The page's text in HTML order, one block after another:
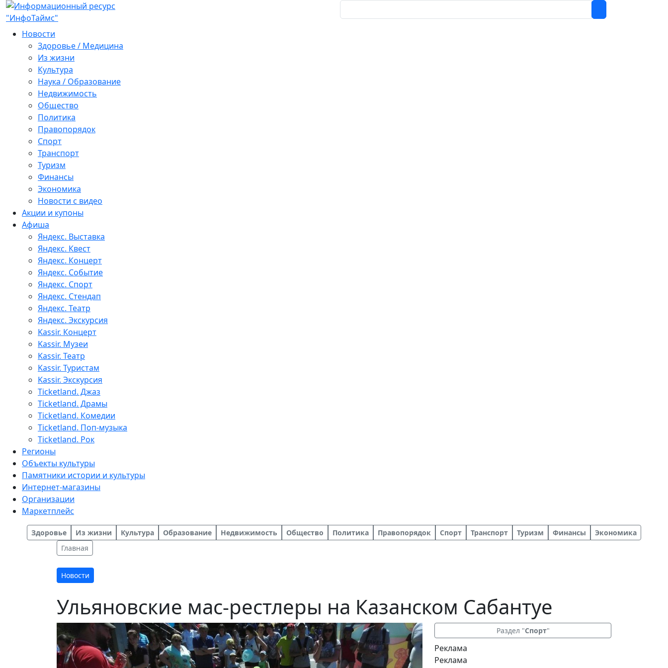
Новости
Здоровье / Медицина
Из жизни
Культура
Наука / Образование
Недвижимость
Общество
Политика
Правопорядок
Спорт
Транспорт
Туризм
Финансы
Экономика
Новости с видео
Акции и купоны
Афиша
Яндекс. Выставка
Яндекс. Квест
Яндекс. Концерт
Яндекс. Событие
Яндекс. Спорт
Яндекс. Стендап
Яндекс. Театр
Яндекс. Экскурсия
Kassir. Концерт
Kassir. Музеи
Kassir. Театр
Kassir. Туристам
Kassir. Экскурсия
Ticketland. Джаз
Ticketland. Драмы
Ticketland. Комедии
Ticketland. Поп-музыка
Ticketland. Рок
Регионы
Объекты культуры
Памятники истории и культуры
Интернет-магазины
Организации
Маркетплейс
Здоровье Из жизни Культура Образование Недвижимость Общество Политика Правопорядок Спорт Транспорт Туризм Финансы
Экономика
Главная
Новости
Ульяновские мас-рестлеры на Казанском Сабантуе
Раздел "Спорт"
Реклама
Реклама